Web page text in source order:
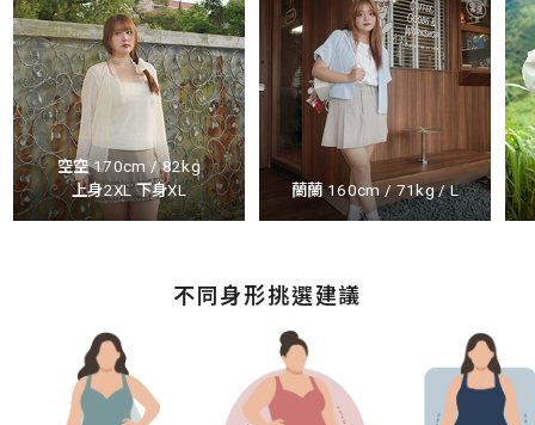
空空 170cm / 82kg
上身2XL 下身XL
蘭蘭 160cm / 71kg / L
不同身形挑選建議